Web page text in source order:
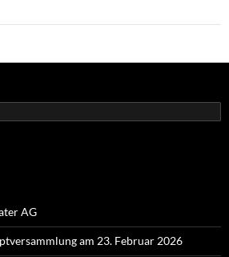
AG
am 23. Februar 2026